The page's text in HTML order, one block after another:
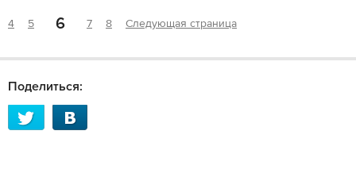
4 5 6 7 8 Следующая страница
Поделиться: